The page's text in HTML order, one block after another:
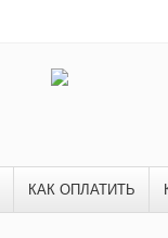
КАК ОПЛАТИТЬ